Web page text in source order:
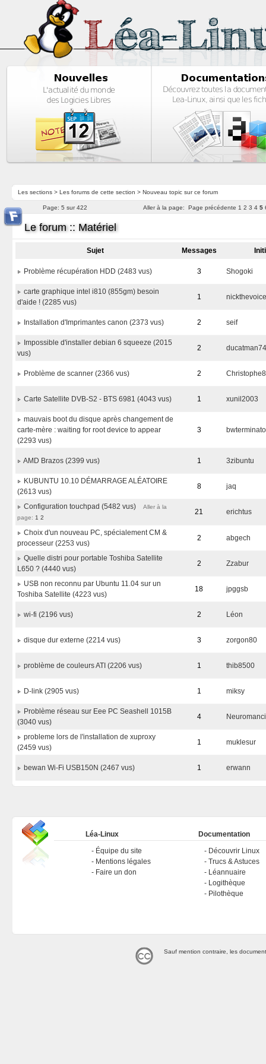
Les sections> Les forums de cette section > Nouveau topic sur ce forum
Aller à la page: Page précédente 1 2 3 4 5
Page: 5 sur 422
Le forum :: Matériel
Sujet Messages
Problème récupération HDD (2483 vus) 3 Shogoki
carte graphique intel i810 (855gm) besoin
d'aide ! (2285 vus)
1 nickthevoice
Installation d'Imprimantes canon (2373 vus) 2 seif
Impossible d'installer debian 6 squeeze (2015
vus)
2 ducatman74
Problème de scanner (2366 vus) 2
Carte Satellite DVB-S2 - BTS 6981 (4043 vus) 1 xunil2003
mauvais boot du disque après changement de
carte-mère : waiting for root device to appear
(2293 vus)
3
AMD Brazos (2399 vus) 1 3zibuntu
KUBUNTU 10.10 DÉMARRAGE ALÉATOIRE
(2613 vus)
8 jaq
Configuration touchpad (5482 vus)
Aller à la
page: 1 2
21 erichtus
Choix d'un nouveau PC, spécialement CM &
processeur (2253 vus)
2 abgech
Quelle distri pour portable Toshiba Satellite
L650 ? (4440 vus)
2 Zzabur
USB non reconnu par Ubuntu 11.04 sur un
Toshiba Satellite (4223 vus)
18 jpggsb
wi-fi (2196 vus) 2 Léon
disque dur externe (2214 vus) 3 zorgon80
problème de couleurs ATI (2206 vus) 1 thib8500
D-link (2905 vus) 1 miksy
Problème réseau sur Eee PC Seashell 1015B
(3040 vus)
4
probleme lors de l'installation de xuproxy
(2459 vus)
1 muklesur
bewan Wi-Fi USB150N (2467 vus) 1 erwann
Léa-Linux
Équipe du site
Mentions légales
Faire un don
Documentation
Découvrir Linux
Trucs & Astuces
Léannuaire
Logithèque
Pilothèque
Sauf mention contraire, les